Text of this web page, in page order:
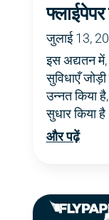
जुलाई 13,
इस अद्यतन में,
सुविधाएँ
उन्नत किया
सुधार किया
और पढ़ें